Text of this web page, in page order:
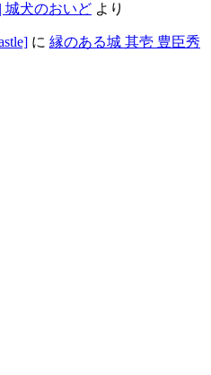
城犬のおいど より
に 縁のある城 其壱 豊臣秀